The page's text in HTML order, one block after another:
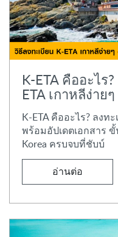
K-ETA คืออะไร
ETA เกาหลีง่าย
K-ETA คืออะไร? ลงท
พร้อมอัปเดตเอกสาร
Korea ครบจบที่ชับบ์
อ่านต่อ